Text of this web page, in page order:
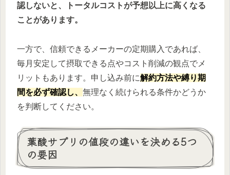
認しないと、トータルコストが予想以上に高くなる
ことがあります。
一方で、信頼できるメーカーの定期購入であれば、
毎月安定して摂取できる点やコスト削減の観点でメ
リットもあります。申し込み前に解約方法や縛り期
間を必ず確認し、 無理なく続けられる条件かどうか
を判断してください。
葉酸サプリの値段の違いを決める5つ
の要因